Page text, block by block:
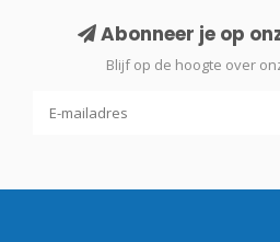
Abonneer je op
Blijf op de hoogte over